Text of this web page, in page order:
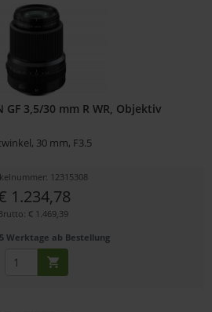
GF 3,5/30 mm R WR, Objektiv
30 mm, F3.5
12315308
1.234,78
€ 1.469,39
Werktage ab Bestellung